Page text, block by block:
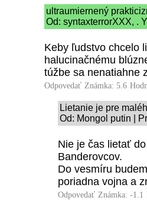
ultraumiernený
Od: syntaxterrorXXX, .
Keby ľudstvo chcelo
halucinačnému
túžbe sa nenatiahne
Odpovedať Známka: 5.6
Lietanie je pre
Od: Mongol putin |
Nie je čas lietať
Banderovcov.
Do vesmíru
poriadna vojna a
Odpovedať Známka: -1.1